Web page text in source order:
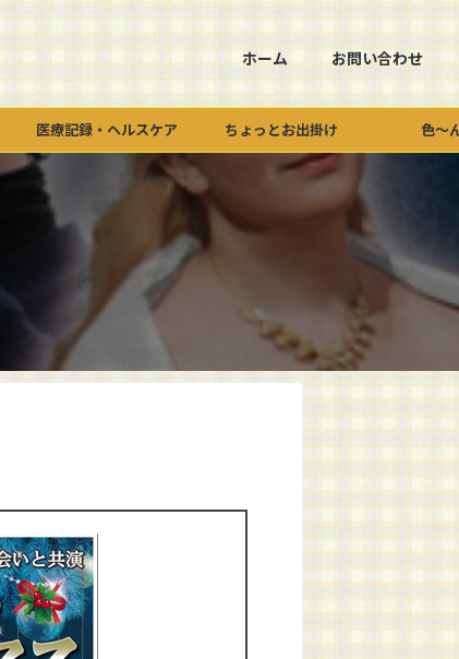
ホーム お問い合わせ
医療記録・ヘルスケア ちょっとお出掛け 色～